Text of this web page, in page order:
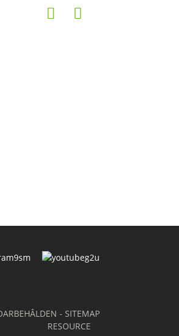
- SITEMAP
RESOURCE